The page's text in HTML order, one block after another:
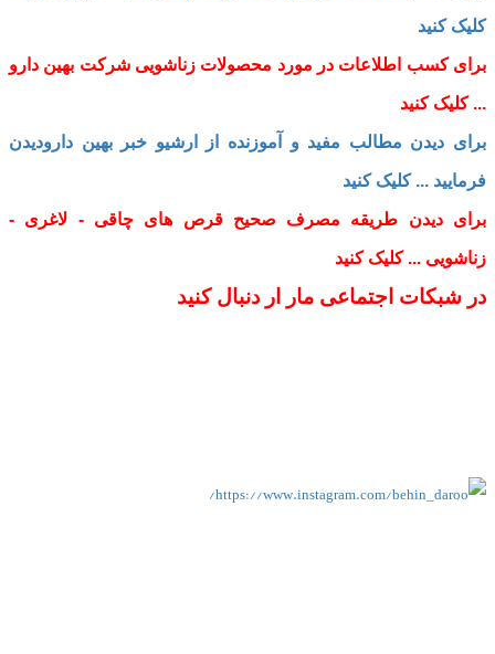
کلیک کنید
برای کسب اطلاعات در مورد محصولات زناشویی شرکت بهین دارو
... کلیک کنید
برای دیدن مطالب مفید و آموزنده از ارشیو خبر بهین دارودیدن
فرمایید ... کلیک کنید
برای دیدن طریقه مصرف صحیح قرص های چاقی - لاغری -
زناشویی ... کلیک کنید
در شبکات اجتماعی مار ار دنبال کنید